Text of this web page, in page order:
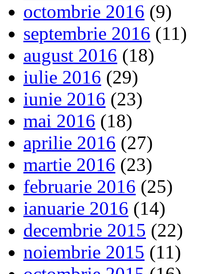
octombrie 2016 (9)
septembrie 2016 (11)
august 2016 (18)
iulie 2016 (29)
iunie 2016 (23)
mai 2016 (18)
aprilie 2016 (27)
martie 2016 (23)
februarie 2016 (25)
ianuarie 2016 (14)
decembrie 2015 (22)
noiembrie 2015 (11)